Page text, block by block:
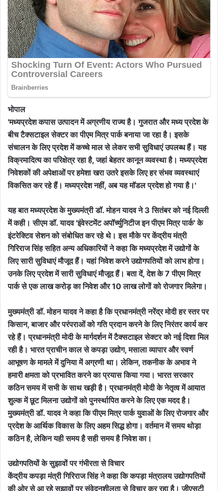
भोपाल
'मध्यप्रदेश कपास उत्पादन में अग्रणीय राज्य है। गुजरात और मध्य प्रदेश के
बीच टैक्सटाइल सेक्टर का पीएम मित्र पार्क बनाया जा रहा है। इसके
संचालन के लिए प्रदेश में कच्चे माल से लेकर सभी सुविधाएं उपलब्ध हैं। यह
विक्रमादित्य का परिक्षेत्र रहा है, जहां बेहतर कानून व्यवस्था है। मध्यप्रदेश
निवेशकों की अपेक्षाओं पर हमेशा खरा उतरे इसके लिए हर संभव व्यवस्थाएं
विकसित कर रहे हैं। मध्यप्रदेश नहीं, अब यह मॉडल प्रदेश हो गया है।'
यह बात मध्यप्रदेश के मुख्यमंत्री डॉ. मोहन यादव ने 3 सितंबर को नई दिल्ली
में कही। सीएम डॉ. यादव 'इंवेस्टमेंट अपॉर्च्युनिटीज इन पीएम मित्र पार्क' के
इंटरेक्टिव सेशन को संबोधित कर रहे थे। इस मौके पर केंद्रीय मंत्री
गिरिराज सिंह सहित अन्य अधिकारियों ने कहा कि मध्यप्रदेश में उद्योगों के
लिए सारी सुविधाएं मौजूद हैं। यहां निवेश करने उद्योगपतियों को लाभ होगा।
उनके लिए प्रदेश में सारी सुविधाएं मौजूद हैं। बता दें, देश के 7 पीएम मित्र
पार्क से एक लाख करोड़ का निवेश और 10 लाख लोगों को रोजगार मिलेगा।
मुख्यमंत्री डॉ. मोहन यादव ने कहा है कि प्रधानमंत्री नरेंद्र मोदी हर स्तर पर
किसान, बाजार और परंपराओं को गति प्रदान करने के लिए निरंतर कार्य कर
रहे हैं। प्रधानमंत्री मोदी के मार्गदर्शन में टैक्सटाइल सेक्टर को नई दिशा मिल
रही है। भारत प्राचीन काल से कपड़ा उद्योग, मसाला व्यापार और स्वर्ण
आभूषण के मामले में दुनिया में अग्रणी था। लेकिन, तकनीक के अभाव ने
हमारी क्षमता को प्रभावित करने का प्रयास किया गया। भारत सरकार
कठिन समय में सभी के साथ खड़ी है। प्रधानमंत्री मोदी के नेतृत्व में आयात
शुल्क में छूट मिलना उद्योगों को पुनर्स्थापित करने के लिए एक मदद है।
मुख्यमंत्री डॉ. यादव ने कहा कि पीएम मित्र पार्क युवाओं के लिए रोजगार और
प्रदेश के आर्थिक विकास के लिए अहम सिद्ध होगा। वर्तमान में समय थोड़ा
कठिन है, लेकिन यही समय है सही समय है निवेश का।
उद्योगपतियों के सुझावों पर गंभीरता से विचार
केंद्रीय कपड़ा मंत्री गिरिराज सिंह ने कहा कि कपड़ा मंत्रालय उद्योगपतियों
की ओर से आ रहे सुझावों पर संवेदनशीलता से विचार कर रहा है। जीएसटी